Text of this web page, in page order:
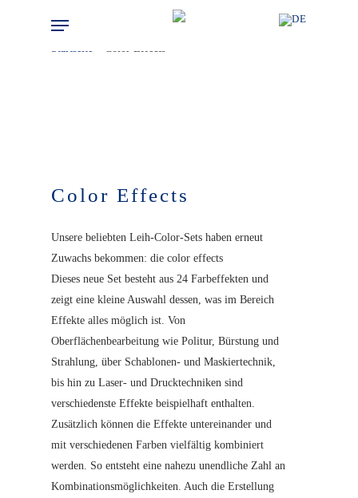
Menu
Startseite Color Effects
Color Effects
Unsere beliebten Leih-Color-Sets haben erneut
Zuwachs bekommen: die color effects
Dieses neue Set besteht aus 24 Farbeffekten und
zeigt eine kleine Auswahl dessen, was im Bereich
Effekte alles möglich ist. Von
Oberflächenbearbeitung wie Politur, Bürstung und
Strahlung, über Schablonen- und Maskiertechnik,
bis hin zu Laser- und Drucktechniken sind
verschiedenste Effekte beispielhaft enthalten.
Zusätzlich können die Effekte untereinander und
mit verschiedenen Farben vielfältig kombiniert
werden. So entsteht eine nahezu unendliche Zahl an
Kombinationsmöglichkeiten. Auch die Erstellung